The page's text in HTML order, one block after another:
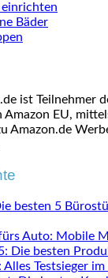
Bäder
ist Teilnehmer
EU,
Amazon.de
besten 5
Auto: Mobile
Die besten
Alles Testsieger